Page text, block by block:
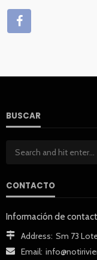
BUSCAR
CONTACTO
Información de
Address: Sm 73
Email: